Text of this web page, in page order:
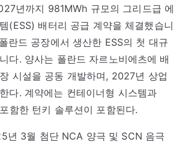
년까지 981MWh 규모의 그리드급 에
(ESS) 배터리 공급 계약을 체결했습니
란드 공장에서 생산한 ESS의 첫 대규
다. 양사는 폴란드 자르노비에츠에 배
시설을 공동 개발하며, 2027년 상업
다. 계약에는 컨테이너형 시스템과
함한 턴키 솔루션이 포함된다.
년 3월 첨단 NCA 양극 및 SCN 음극